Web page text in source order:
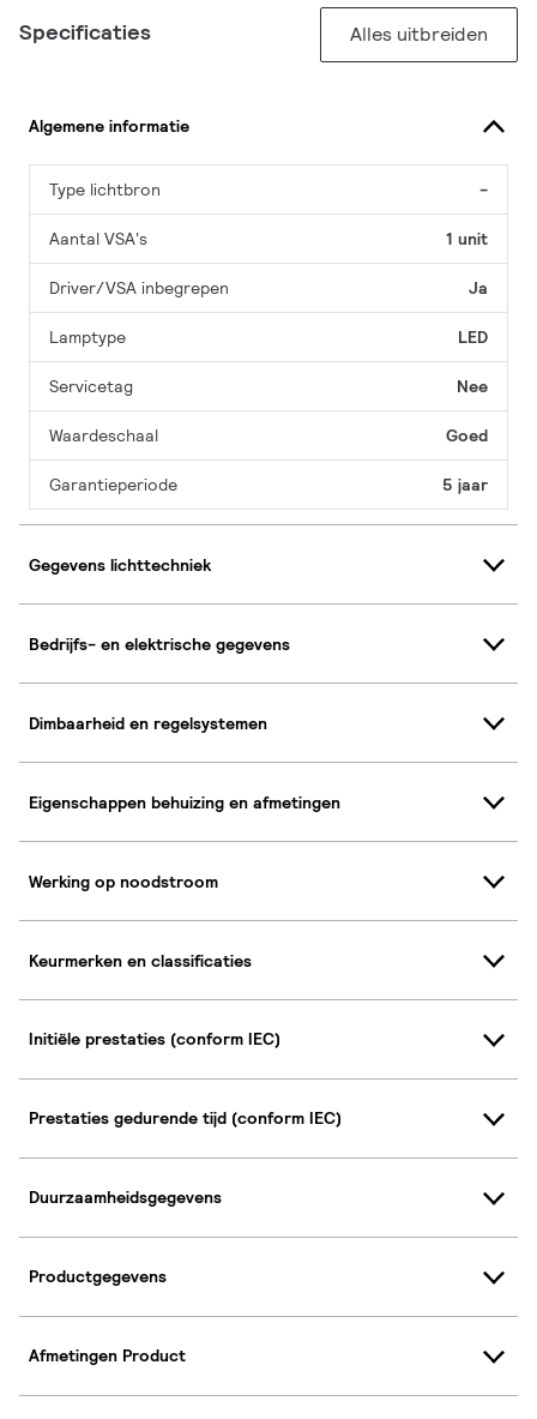
Specificaties Alles uitbreiden
Algemene informatie
Type lichtbron -
Aantal VSA's 1 unit
Driver/VSA inbegrepen Ja
Lamptype LED
Servicetag Nee
Waardeschaal Goed
Garantieperiode 5 jaar
Gegevens lichttechniek
Bedrijfs- en elektrische gegevens
Dimbaarheid en regelsystemen
Eigenschappen behuizing en afmetingen
Werking op noodstroom
Keurmerken en classificaties
Initiële prestaties (conform IEC)
Prestaties gedurende tijd (conform IEC)
Duurzaamheidsgegevens
Productgegevens
Afmetingen Product